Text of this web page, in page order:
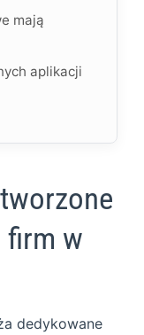
mają
aplikacji
firm w
dedykowane